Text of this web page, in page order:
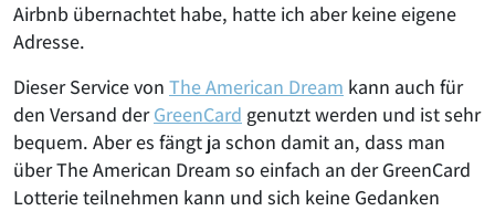
Airbnb übernachtet habe, hatte ich aber keine eigene
Adresse.
Dieser Service von The American Dream kann auch für
den Versand derGreenCard genutzt werden und ist sehr
bequem. Aber es fängt ja schon damit an, dass man
über The American Dream so einfach an der GreenCard
Lotterie teilnehmen kann und sich keine Gedanken